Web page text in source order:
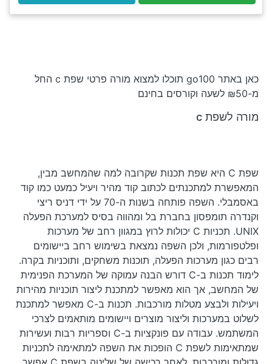
כאן באתר go100 תוכלו למצוא מורה פרטי שפת c החל
מ-₪50 לשעה וקורסים בחינם
מורה לשפת c
שפת C היא שפת תכנות שקרובה למה שהמחשב מבין,
המאפשרת למתכנתים לכתוב קוד מהיר ויעיל כמעט כמו קוד
באסמבלי. השפה פותחה בשנות ה-70 על ידי דניס ריצי
וקנדרה תומפסון בחברת בל ומהווה בסיס למערכת הפעלה
UNIX. תכניות C יכולות לרוץ במגוון רחב של מערכות
ופלטפורמות, ולכן השפה נמצאת בשימוש רחב ביישומים
רבים כגון מערכות הפעלה, תוכנות משחקים, ותוכניות בקרה.
לימוד תכנות ב-C דורש הבנה עמוקה של המערכת הפנימית
של המחשב, אך הוא מאפשר למתכנת ליצור תוכניות מהירות
ויעילות ולבצע מטלות מורכבות. תכנות ב-C מאפשר למתכנת
לשלוט במערכות וליצור מוצרים ויישומים מותאמים לצרכי
המשתמש. עבודה עם פונקציות ב-C וספריות רבות ועשירות
שמתאימות לשפת C הופכות את השפה למתאימה לתכניות